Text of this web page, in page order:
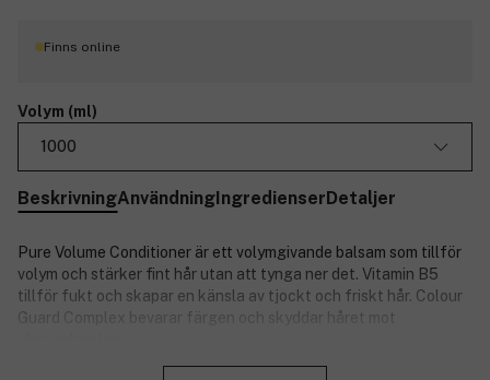
Finns online
Volym (ml)
1000
BeskrivningAnvändningIngredienserDetaljer
Pure Volume Conditioner är ett volymgivande balsam som tillför
volym och stärker fint hår utan att tynga ner det. Vitamin B5
tillför fukt och skapar en känsla av tjockt och friskt hår. Colour
Guard Complex bevarar färgen och skyddar håret mot